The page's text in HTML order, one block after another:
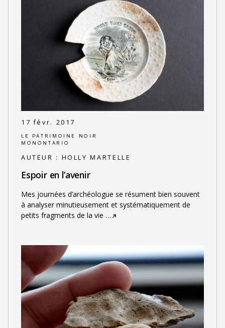
17 févr. 2017
LE PATRIMOINE NOIR
MONONTARIO
AUTEUR : HOLLY MARTELLE
Espoir en l’avenir
Mes journées d’archéologue se résument bien souvent
à analyser minutieusement et systématiquement de
petits fragments de la vie …